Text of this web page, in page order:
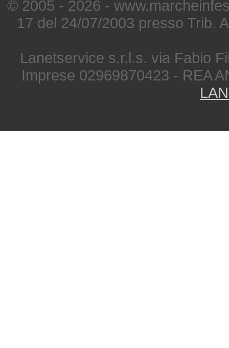
© 2005 - 2026 -
17 del 24/07/2003 presso Trib.
Lanetservice s.r.l.s. via Fabio
Imprese 02969870423 - REA